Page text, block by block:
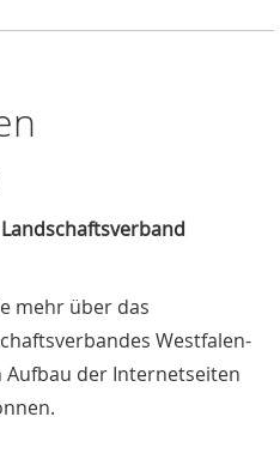
mehr über das
Westfalen-
Aufbau der Internetseiten